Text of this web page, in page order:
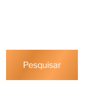
Pesquisar